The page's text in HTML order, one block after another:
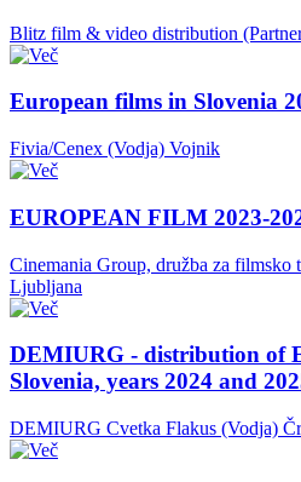
Blitz film & video distribution
European films in Slovenia
Fivia/Cenex (Vodja) Vojnik
EUROPEAN FILM 2023-
Cinemania Group, družba za filmsko
Ljubljana
DEMIURG - distribution of
Slovenia, years 2024 and
DEMIURG Cvetka Flakus (Vodja)